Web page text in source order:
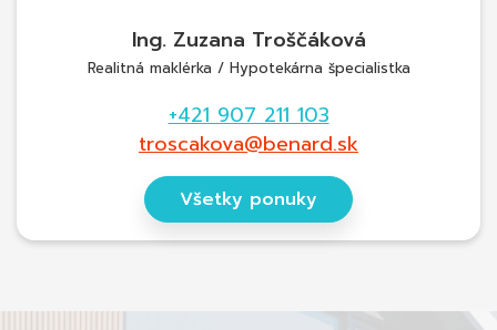
Ing. Zuzana Troščáková
Realitná maklérka / Hypotekárna špecialistka
+421 907 211 103
troscakova@benard.sk
Všetky ponuky